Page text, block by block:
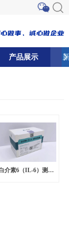
产品展示
介素6（IL-6）测定